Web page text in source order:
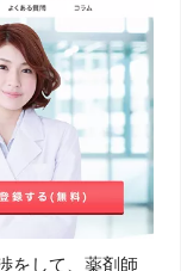
をして、薬剤師